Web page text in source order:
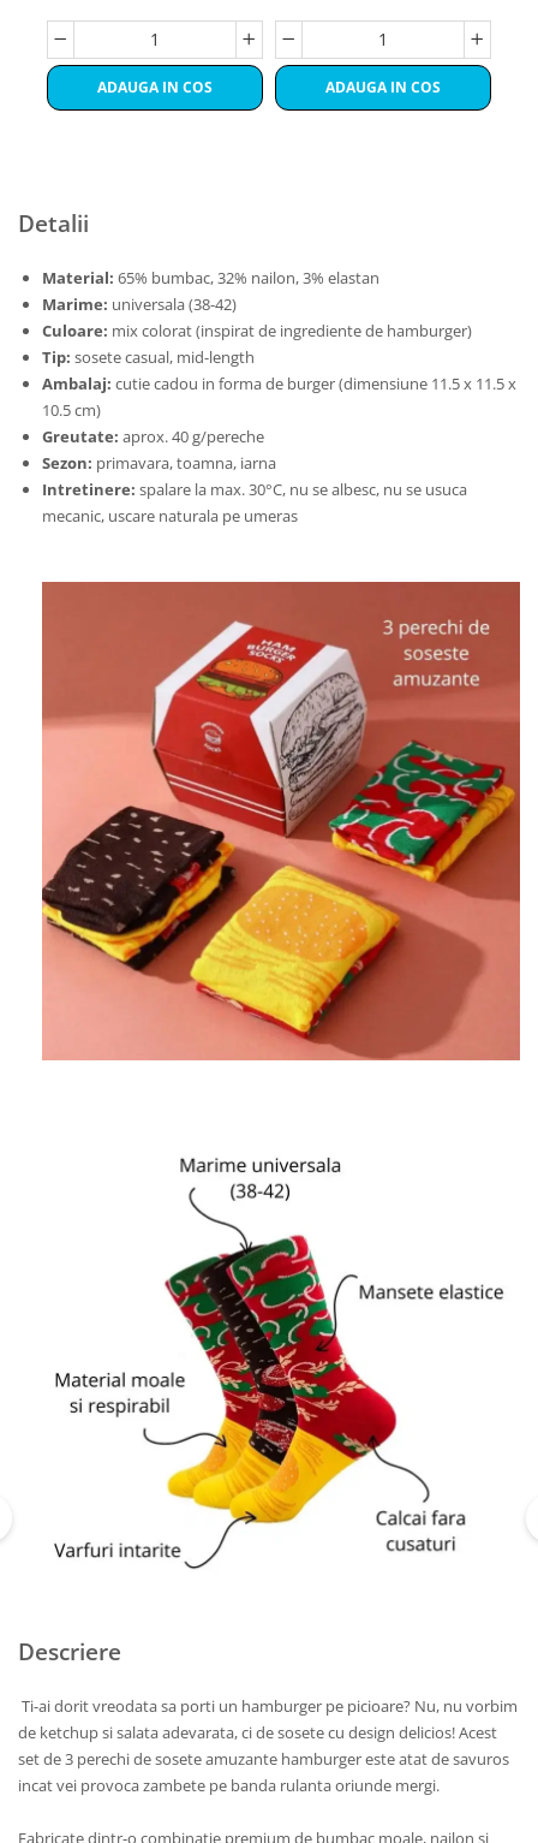
ADAUGA IN COS ADAUGA IN COS
Detalii
Material: 65% bumbac, 32% nailon, 3% elastan
Marime: universala (38-42)
Culoare: mix colorat (inspirat de ingrediente de hamburger)
Tip: sosete casual, mid-length
Ambalaj: cutie cadou in forma de burger (dimensiune 11.5 x 11.5 x
10.5 cm)
Greutate: aprox. 40 g/pereche
Sezon: primavara, toamna, iarna
Intretinere: spalare la max. 30°C, nu se albesc, nu se usuca
mecanic, uscare naturala pe umeras
Descriere
Ti-ai dorit vreodata sa porti un hamburger pe picioare? Nu, nu vorbim
de ketchup si salata adevarata, ci de sosete cu design delicios! Acest
set de 3 perechi de sosete amuzante hamburger este atat de savuros
incat vei provoca zambete pe banda rulanta oriunde mergi.
Fabricate dintr-o combinatie premium de bumbac moale, nailon si